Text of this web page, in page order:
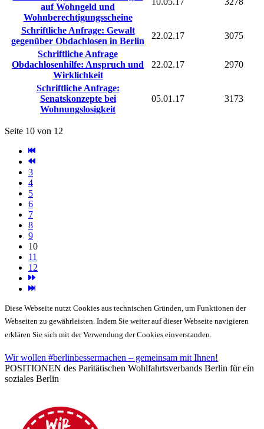
auf Wohngeld und
Wohnberechtigungsscheine
Schriftliche Anfrage: Gewalt
gegenüber Obdachlosen in Berlin
22.02.17
3075
Schriftliche Anfrage
Obdachlosenhilfe: Anspruch und
Wirklichkeit
22.02.17 2970
Schriftliche Anfrage:
Senatskonzepte bei
Wohnungslosigkeit
05.01.17 3173
Seite 10 von 12
3
4
5
6
7
8
9
10
11
12
Diese Webseite nutzt Cookies aus technischen Gründen, um Funktionen der
Webseiten zu gewährleisten. Indem Sie weiter auf dieser Webseite navigieren
erklären Sie sich mit der Verwendung der Cookies einverstanden.
Wir wollen #berlinbessermachen – gemeinsam mit Ihnen!
POSITIONEN des Paritätischen Wohlfahrtsverbands Berlin für ein
soziales Berlin